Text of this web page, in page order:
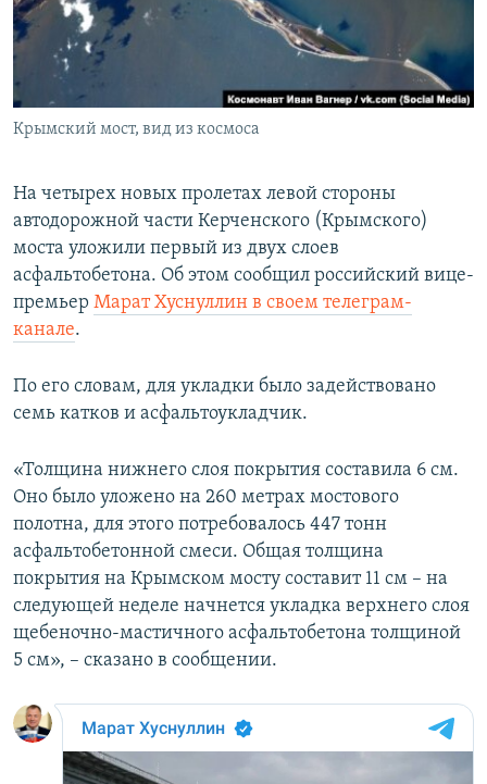
ПОБЕДИТЕЛЕЙ НЕ СУДЯТ?
КРЫМ.НЕПОКОРЕННЫЙ
ELIFBE
УКРАИНСКАЯ ПРОБЛЕМА КРЫМА
ПРИСОЕДИНЯЙТЕСЬ!
Крымский мост, вид из космоса
На четырех новых пролетах левой стороны
автодорожной части Керченского (Крымского)
моста уложили первый из двух слоев
асфальтобетона. Об этом сообщил российский вице-
премьер Марат Хуснуллин в своем телеграм-
канале.
По его словам, для укладки было задействовано
семь катков и асфальтоукладчик.
«Толщина нижнего слоя покрытия составила 6 см.
Оно было уложено на 260 метрах мостового
полотна, для этого потребовалось 447 тонн
асфальтобетонной смеси. Общая толщина
покрытия на Крымском мосту составит 11 см – на
следующей неделе начнется укладка верхнего слоя
щебеночно-мастичного асфальтобетона толщиной
5 см», – сказано в сообщении.